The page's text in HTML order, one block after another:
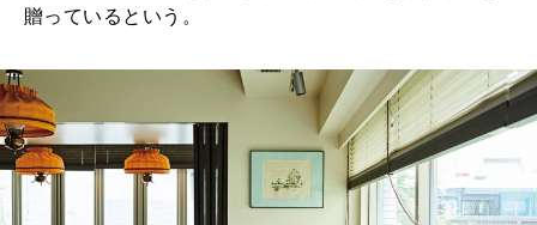
贈っているという。